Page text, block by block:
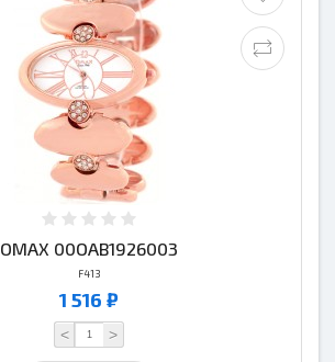
OMAX 00OAB1926003
F413
1 516 ₽
< >